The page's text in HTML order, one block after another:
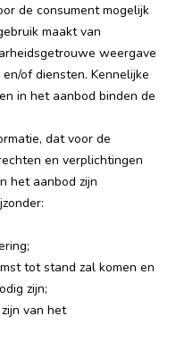
de consument mogelijk
maakt van
weergave
of diensten. Kennelijke
in het aanbod binden de
dat voor de
en verplichtingen
het aanbod zijn
tot stand zal komen en
zijn;
van het